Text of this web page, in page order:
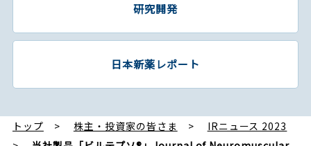
研究開発
日本新薬レポート
トップ 株主・投資家の皆さま
IRニュース 2023